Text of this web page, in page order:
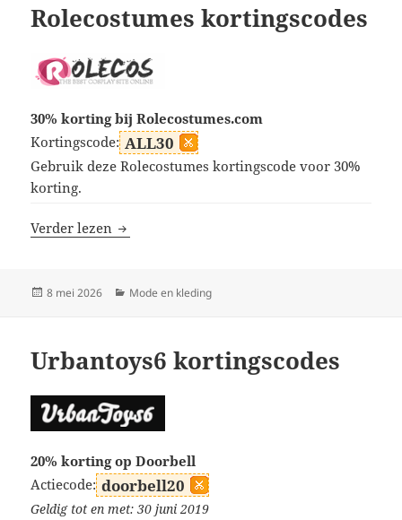
Rolecostumes kortingscodes
30% korting bij Rolecostumes.com
Kortingscode: ALL30
Gebruik deze Rolecostumes kortingscode voor 30%
korting.
Verder lezen Rolecostumes kortingscodes
Geplaatst
8 mei 2026 Categorieën
Mode en kleding
Urbantoys6 kortingscodes
20% korting op Doorbell
Actiecode: doorbell20
Geldig tot en met: 30 juni 2019